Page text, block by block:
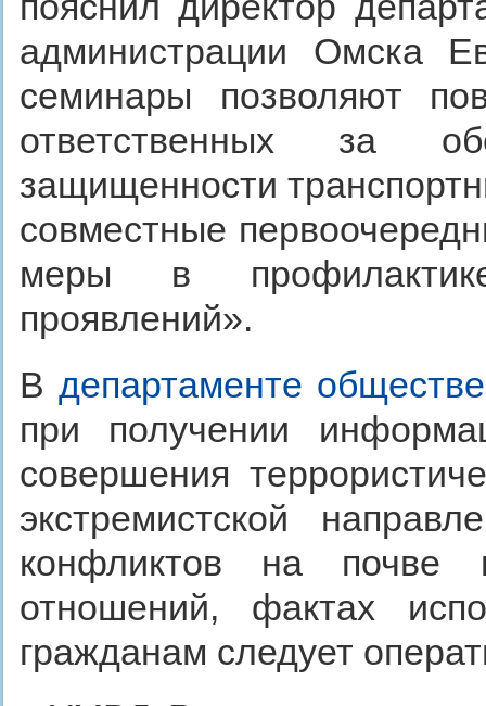
администрации Омска
семинары позволяют
ответственных за
защищенности
совместные
меры в
проявлений».
В департаменте
при получении
совершения
экстремистской
конфликтов на почве
отношений, фактах
гражданам следует